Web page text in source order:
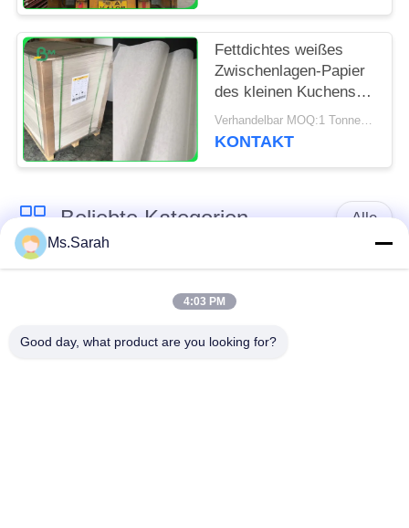
Fettdichtes weißes
Zwischenlagen-Papier
des kleinen Kuchens
für Bäckerei-Küche
bearbeitet 31 - 38gsm
Verhandelbar MOQ:1 Tonne für allgemeine Größe u. 10 Tonnen für Sondergröße
KONTAKT
Beliebte Kategorien Alle
Kraftpapierrolle
Ms.Sarah
4:03 PM
Good day, what product are you looking for?